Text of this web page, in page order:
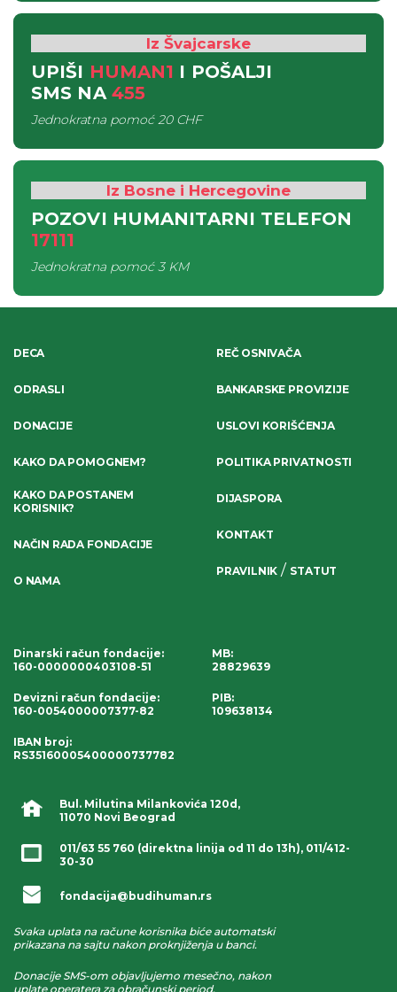
Iz Švajcarske
UPIŠI HUMAN1 I POŠALJI
SMS NA 455
Jednokratna pomoć20 CHF
Iz Bosne i Hercegovine
POZOVI HUMANITARNI TELEFON
17111
Jednokratna pomoć3 KM
Bul. Milutina Milankovića 120d,
11070 Novi Beograd
011/63 55 760 (direktna linija od 11 do 13h), 011/412-
30-30
fondacija@budihuman.rs
Svaka uplata na račune korisnika biće automatski
prikazana na sajtu nakon proknjiženja u banci.
Donacije SMS-om objavljujemo mesečno, nakon
uplate operatera za obračunski period.
DECA
ODRASLI
DONACIJE
KAKO DA POMOGNEM?
KAKO DA POSTANEM
KORISNIK?
NAČIN RADA FONDACIJE
O NAMA
REČ OSNIVAČA
BANKARSKE PROVIZIJE
USLOVI KORIŠĆENJA
POLITIKA PRIVATNOSTI
DIJASPORA
KONTAKT
PRAVILNIK / STATUT
Dinarski račun fondacije:
160-0000000403108-51
Devizni račun fondacije:
160-0054000007377-82
IBAN broj:
RS35160005400000737782
MB:
28829639
PIB:
109638134